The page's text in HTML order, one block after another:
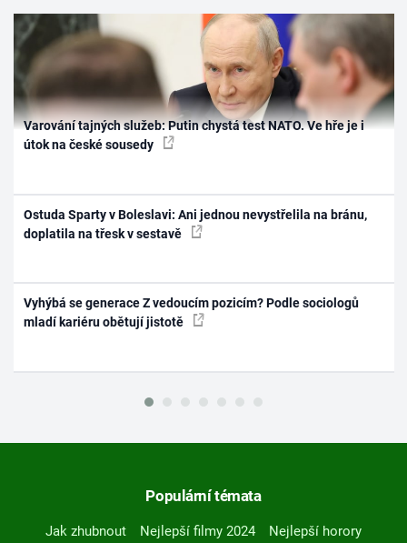
Varování tajných služeb: Putin chystá test NATO. Ve hře je i
útok na české sousedy
Ostuda Sparty v Boleslavi: Ani jednou nevystřelila na bránu,
doplatila na třesk v sestavě
Vyhýbá se generace Z vedoucím pozicím? Podle sociologů
mladí kariéru obětují jistotě
Populární témata
Jak zhubnout Nejlepší filmy 2024
Nejlepší horory